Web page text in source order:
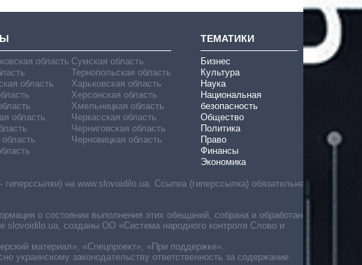
область
область
область
Сумская область
Тернопольская область
Харьковская область
Херсонская область
Хмельницкая область
Черкасская область
Черниговская область
Черновицкая область
ТЕМАТИКИ
Бизнес
Культура
Наука
Национальная
безопасность
Общество
Политика
Право
Финансы
Экономика
на www.slovoidilo.ua. Ссылка (гиперссылка) обязательна
о состоянии выполнения этих обещаний, собрана и обработана
созданы ОО «Система народного контроля Слово и
материал», «Спецпроект», «При поддержке».
украинскому законодательству ответственность за содержание